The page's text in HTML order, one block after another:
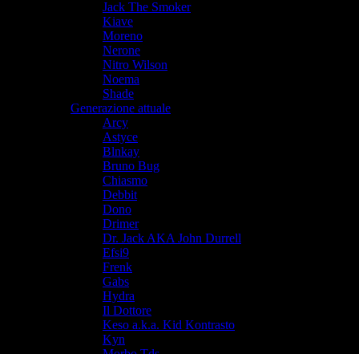
Jack The Smoker
Kiave
Moreno
Nerone
Nitro Wilson
Noema
Shade
Generazione attuale
Arcy
Astyce
Blnkay
Bruno Bug
Chiasmo
Debbit
Dono
Drimer
Dr. Jack AKA John Durrell
Efsi9
Frenk
Gabs
Hydra
Il Dottore
Keso a.k.a. Kid Kontrasto
Kyn